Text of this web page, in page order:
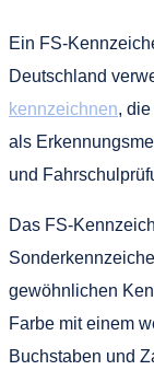
Ein FS-
Deutschland
kennzeichnen,
als
und
Das FS-
gewöhnlichen
Farbe mit einem
Buchstaben und